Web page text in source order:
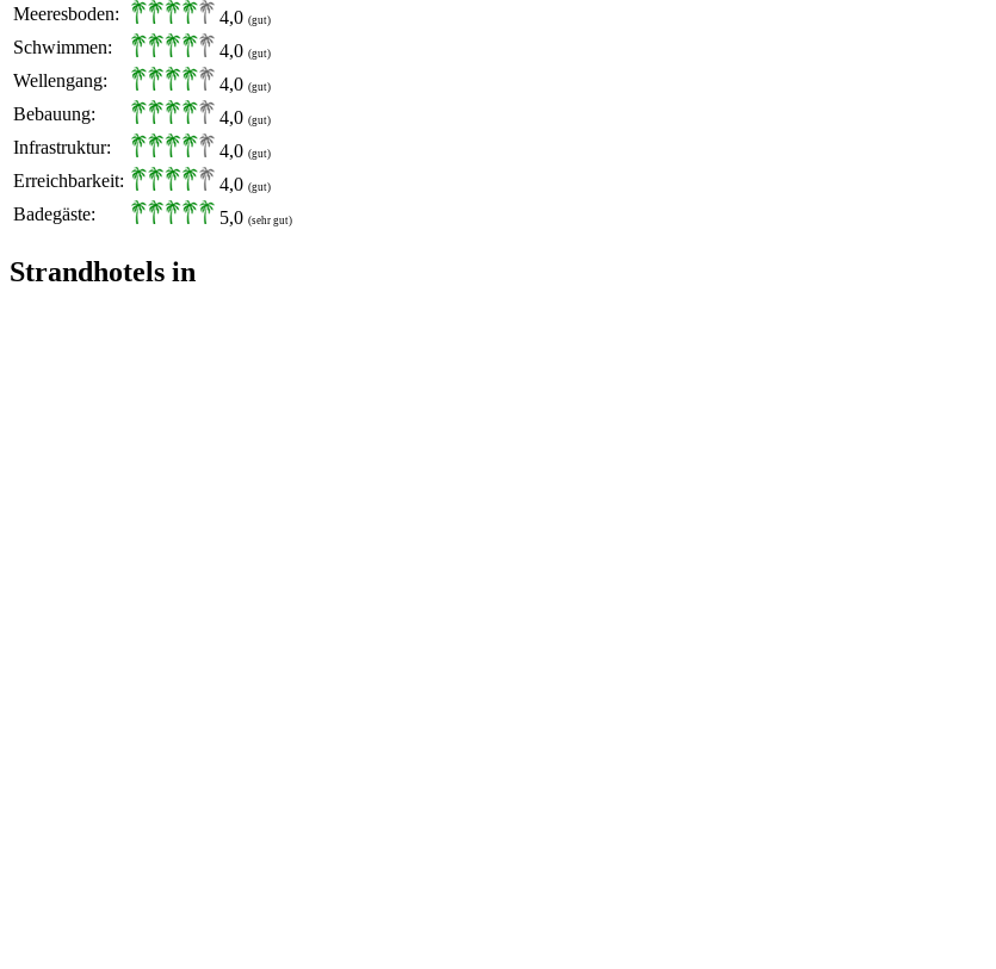
Meeresboden: 4,0 (gut)
Schwimmen: 4,0 (gut)
Wellengang: 4,0 (gut)
Bebauung: 4,0 (gut)
Infrastruktur: 4,0 (gut)
Erreichbarkeit: 4,0 (gut)
Badegäste: 5,0 (sehr gut)
Strandhotels in